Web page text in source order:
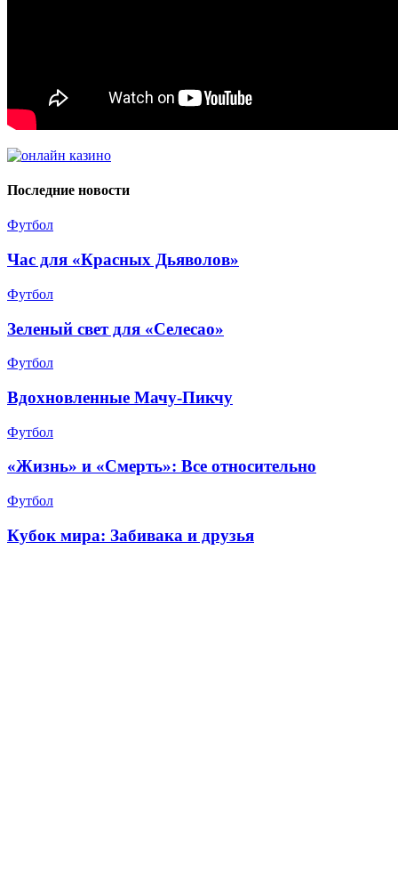
Последние новости
Футбол
Час для «Красных Дьяволов»
Футбол
Зеленый свет для «Селесао»
Футбол
Вдохновленные Мачу-Пикчу
Футбол
«Жизнь» и «Смерть»: Все относительно
Футбол
Кубок мира: Забивака и друзья